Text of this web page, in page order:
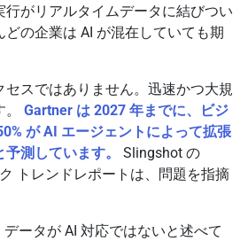
行がリアルタイムデータに結びつい
の企業は AI が混在していても期
セスではありません。迅速かつ大規
Gartner は 2027 年までに、ビジ
が AI エージェントによって拡張
測しています。
Slingshot の
トレンドレポートは、問題を指摘
データが AI 対応ではないと述べて